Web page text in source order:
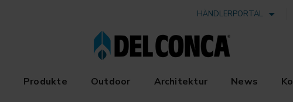
HÄNDLERPORTAL
Produkte Outdoor Architektur News